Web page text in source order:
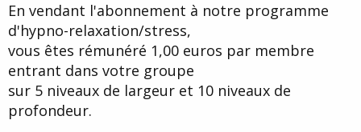
En vendant l'abonnement à notre programme
d'hypno-relaxation/stress,
vous êtes rémunéré 1,00 euros par membre
entrant dans votre groupe
sur 5 niveaux de largeur et 10 niveaux de
profondeur.